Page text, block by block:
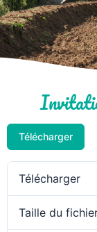
Télécharger
Télécharger
Taille du